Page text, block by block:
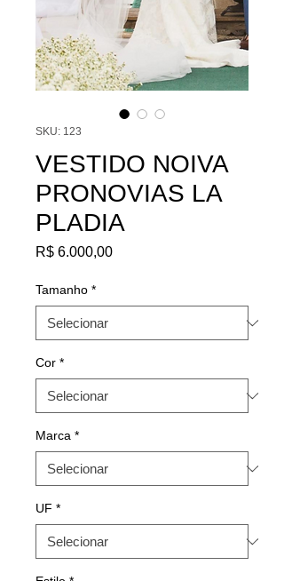
SKU: 123
VESTIDO NOIVA
PRONOVIAS LA
PLADIA
R$ 6.000,00Preço
Tamanho *
Cor *
Marca *
UF *